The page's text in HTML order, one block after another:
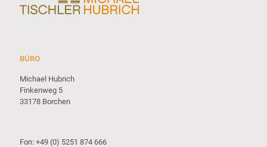
BÜRO
Michael Hubrich
Finkenweg 5
33178 Borchen
Fon: +49 (0) 5251 874 666